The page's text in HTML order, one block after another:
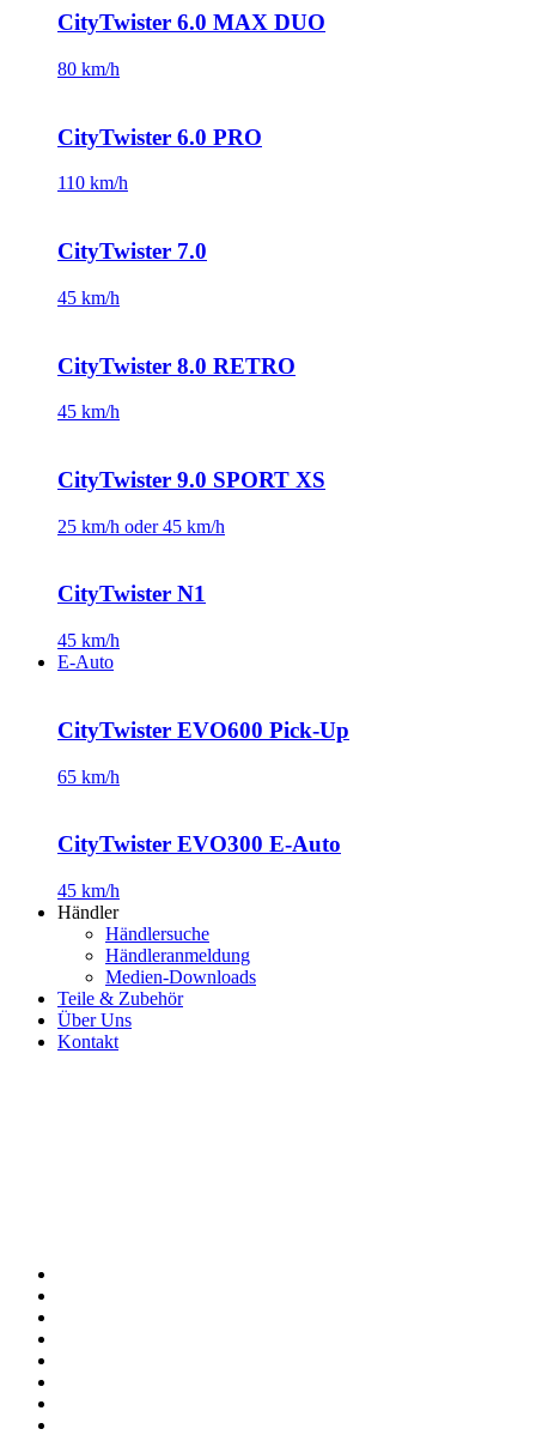
CityTwister 6.0 MAX DUO
80 km/h
CityTwister 6.0 PRO
110 km/h
CityTwister 7.0
45 km/h
CityTwister 8.0 RETRO
45 km/h
CityTwister 9.0 SPORT XS
25 km/h oder 45 km/h
CityTwister N1
45 km/h
E-Auto
CityTwister EVO600 Pick-Up
65 km/h
CityTwister EVO300 E-Auto
45 km/h
Händler
Händlersuche
Händleranmeldung
Medien-Downloads
Teile & Zubehör
Über Uns
Kontakt